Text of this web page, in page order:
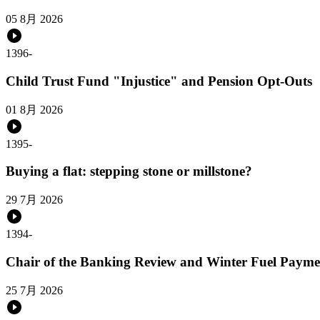
05 8月 2026
1396-
Child Trust Fund "Injustice" and Pension Opt-Outs
01 8月 2026
1395-
Buying a flat: stepping stone or millstone?
29 7月 2026
1394-
Chair of the Banking Review and Winter Fuel
25 7月 2026